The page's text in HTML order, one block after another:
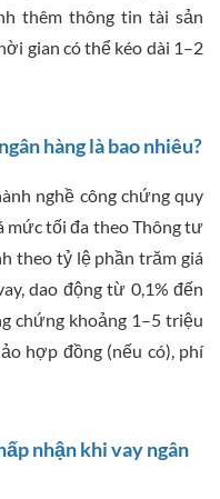
thêm thông tin tài sản
gian có thể kéo dài 1–2
hàng là bao nhiêu?
nghề công chứng quy
tối đa theo Thông tư
theo tỷ lệ phần trăm giá
dao động từ 0,1% đến
chứng khoảng 1–5 triệu
hợp đồng (nếu có), phí
nhận khi vay ngân